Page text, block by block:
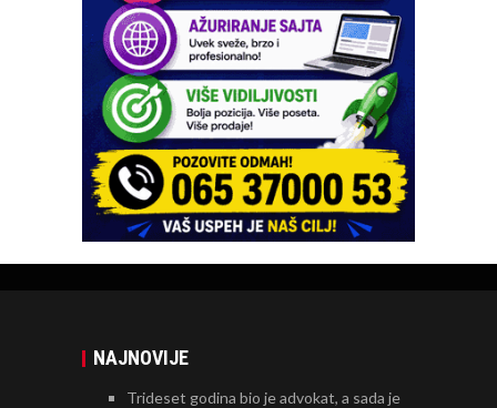
NAJNOVIJE
Trideset godina bio je advokat, a sada je